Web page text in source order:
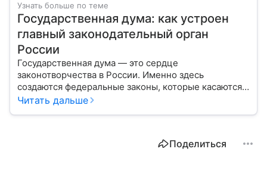
Узнать больше по теме
Государственная дума: как устроен
главный законодательный орган
России
Государственная дума — это сердце
законотворчества в России. Именно здесь
создаются федеральные законы, которые касаются
жизни каждого гражданина: от образования и
Читать дальше
Поделиться